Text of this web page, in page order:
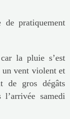
pratiquement
la pluie s’est
un vent violent et
de gros dégâts
samedi